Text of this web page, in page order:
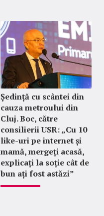
Ședință cu scântei din
cauza metroului din
Cluj. Boc, către
consilierii USR: „Cu 10
like-uri pe internet și
mamă, mergeți acasă,
explicați la soție cât de
bun ați fost astăzi”